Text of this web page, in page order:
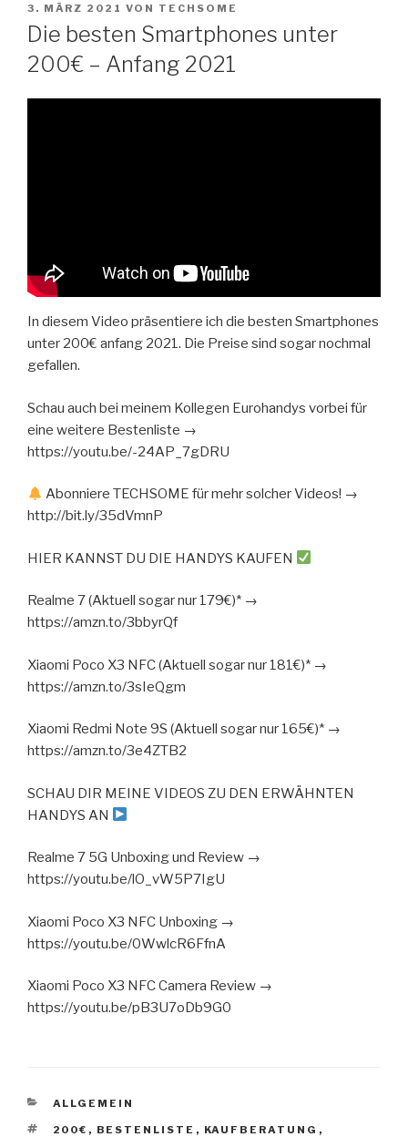
Inhalt
springen
VERÖFFENTLICHT
AM
3. MÄRZ 2021 VON TECHSOME
Die besten Smartphones unter
200€ – Anfang 2021
In diesem Video präsentiere ich die besten Smartphones
unter 200€ anfang 2021. Die Preise sind sogar nochmal
gefallen.
Schau auch bei meinem Kollegen Eurohandys vorbei für
eine weitere Bestenliste →
https://youtu.be/-24AP_7gDRU
Abonniere TECHSOME für mehr solcher Videos! →
http://bit.ly/35dVmnP
HIER KANNST DU DIE HANDYS KAUFEN
Realme 7 (Aktuell sogar nur 179€)* →
https://amzn.to/3bbyrQf
Xiaomi Poco X3 NFC (Aktuell sogar nur 181€)* →
https://amzn.to/3sIeQgm
Xiaomi Redmi Note 9S (Aktuell sogar nur 165€)* →
https://amzn.to/3e4ZTB2
SCHAU DIR MEINE VIDEOS ZU DEN ERWÄHNTEN
HANDYS AN
Realme 7 5G Unboxing und Review →
https://youtu.be/lO_vW5P7IgU
Xiaomi Poco X3 NFC Unboxing →
https://youtu.be/0WwlcR6FfnA
Xiaomi Poco X3 NFC Camera Review →
https://youtu.be/pB3U7oDb9G0
KATEGORIEN
ALLGEMEIN
SCHLAGWÖRTER
200€ , BESTENLISTE , KAUFBERATUNG ,